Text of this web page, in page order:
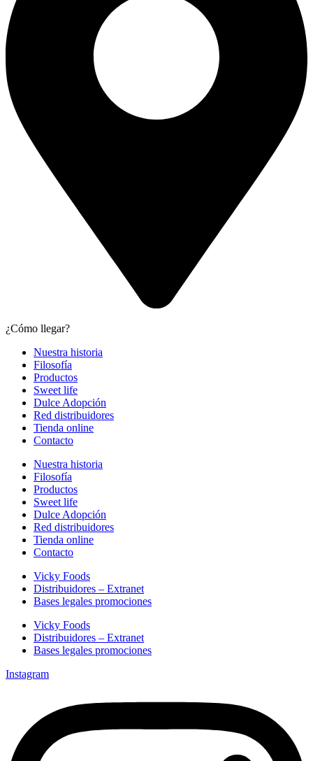
¿Cómo llegar?
Nuestra historia
Filosofía
Productos
Sweet life
Dulce Adopción
Red distribuidores
Tienda online
Contacto
Nuestra historia
Filosofía
Productos
Sweet life
Dulce Adopción
Red distribuidores
Tienda online
Contacto
Vicky Foods
Distribuidores – Extranet
Bases legales promociones
Vicky Foods
Distribuidores – Extranet
Bases legales promociones
Instagram